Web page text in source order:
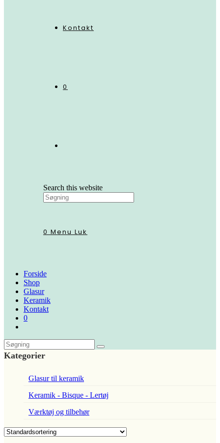
Kontakt
0
Search this website
0 Menu Luk
Forside
Shop
Glasur
Keramik
Kontakt
0
Kategorier
Glasur til keramik
Keramik - Bisque - Lertøj
Værktøj og tilbehør